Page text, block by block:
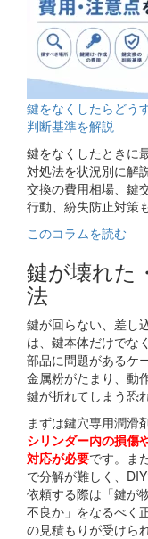
鍵をなくしたらどう
判断基準を解説
鍵をなくしたときに
対処法を状況別に解
交換の費用相場、鍵
行動、紛失防止対策
このコラムを読む
鍵が壊れた
法
鍵が回らない、差し
は、鍵本体だけでな
部品に問題があるケ
金属粉がたまり、動
鍵が折れてしまう恐
まずは鍵穴専用潤滑
シリンダー内の損傷
対応が必要です。ま
で分解が難しく、
依頼する際は「鍵が
不良か」をなるべく
の見積もりが受けら